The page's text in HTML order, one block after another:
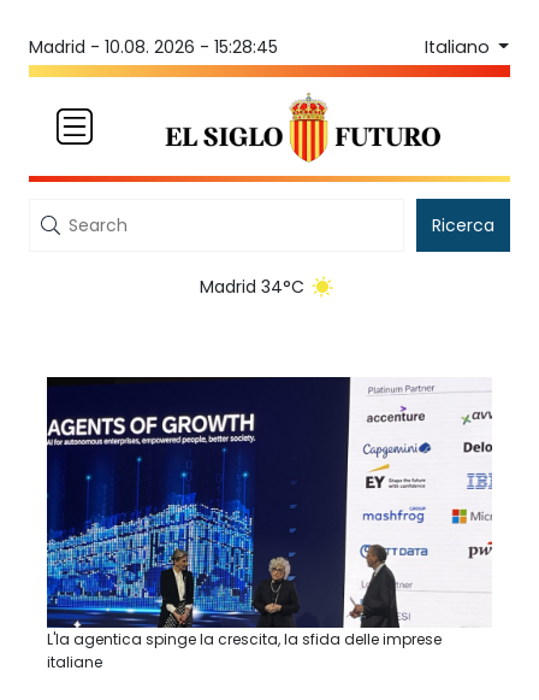
Madrid - 10.08. 2026 - 15:28:45 Italiano
Ricerca
Madrid 34°C
L'Ia agentica spinge la crescita, la sfida delle imprese
italiane